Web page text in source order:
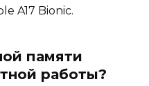
A17 Bionic.
памяти
работы?